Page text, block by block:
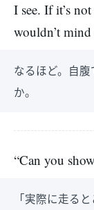
I see. If it’s
wouldn’t
なるほど。自
か。
“Can you
「実際に走る